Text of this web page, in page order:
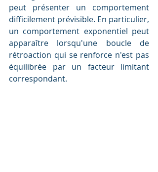
peut présenter un comportement
difficilement prévisible. En particulier,
un comportement exponentiel peut
apparaître lorsqu'une boucle de
rétroaction qui se renforce n'est pas
équilibrée par un facteur limitant
correspondant.